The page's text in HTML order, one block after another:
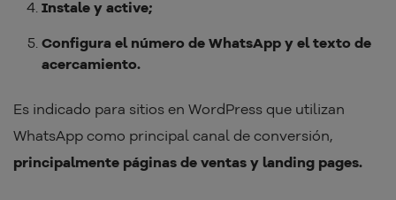
Instale y active;
Configura el número de WhatsApp y el texto de
acercamiento.
Es indicado para sitios en WordPress que utilizan
WhatsApp como principal canal de conversión,
principalmente páginas de ventas y landing pages.